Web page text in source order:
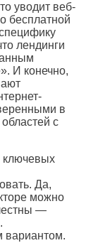
уводит веб-
бесплатной
лендинги
И конечно,
в
с
ключевых
Да,
можно
—
вариантом.